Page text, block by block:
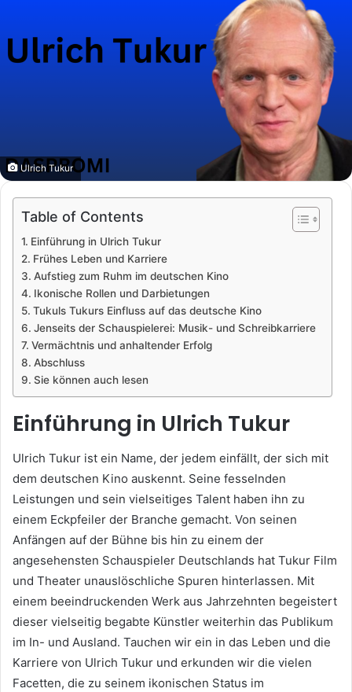
Ulrich Tukur
Table of Contents
Einführung in Ulrich Tukur
Frühes Leben und Karriere
Aufstieg zum Ruhm im deutschen Kino
Ikonische Rollen und Darbietungen
Tukuls Tukurs Einfluss auf das deutsche Kino
Jenseits der Schauspielerei: Musik- und Schreibkarriere
Vermächtnis und anhaltender Erfolg
Abschluss
Sie können auch lesen
Einführung in Ulrich Tukur
Ulrich Tukur ist ein Name, der jedem einfällt, der sich mit
dem deutschen Kino auskennt. Seine fesselnden
Leistungen und sein vielseitiges Talent haben ihn zu
einem Eckpfeiler der Branche gemacht. Von seinen
Anfängen auf der Bühne bis hin zu einem der
angesehensten Schauspieler Deutschlands hat Tukur Film
und Theater unauslöschliche Spuren hinterlassen. Mit
einem beeindruckenden Werk aus Jahrzehnten begeistert
dieser vielseitig begabte Künstler weiterhin das Publikum
im In- und Ausland. Tauchen wir ein in das Leben und die
Karriere von Ulrich Tukur und erkunden wir die vielen
Facetten, die zu seinem ikonischen Status im